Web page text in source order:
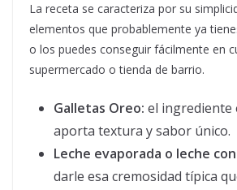
La receta se caracteriza por su
elementos que probablemente ya
o los puedes conseguir fácilmente en
supermercado o tienda de barrio.
Galletas Oreo: el ingrediente
aporta textura y sabor único.
Leche evaporada o leche
darle esa cremosidad típica